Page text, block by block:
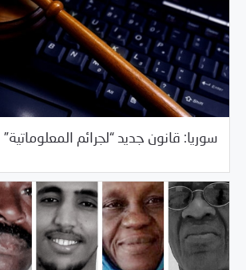
سوريا: قانون جديد “لجرائم المعلوماتية”